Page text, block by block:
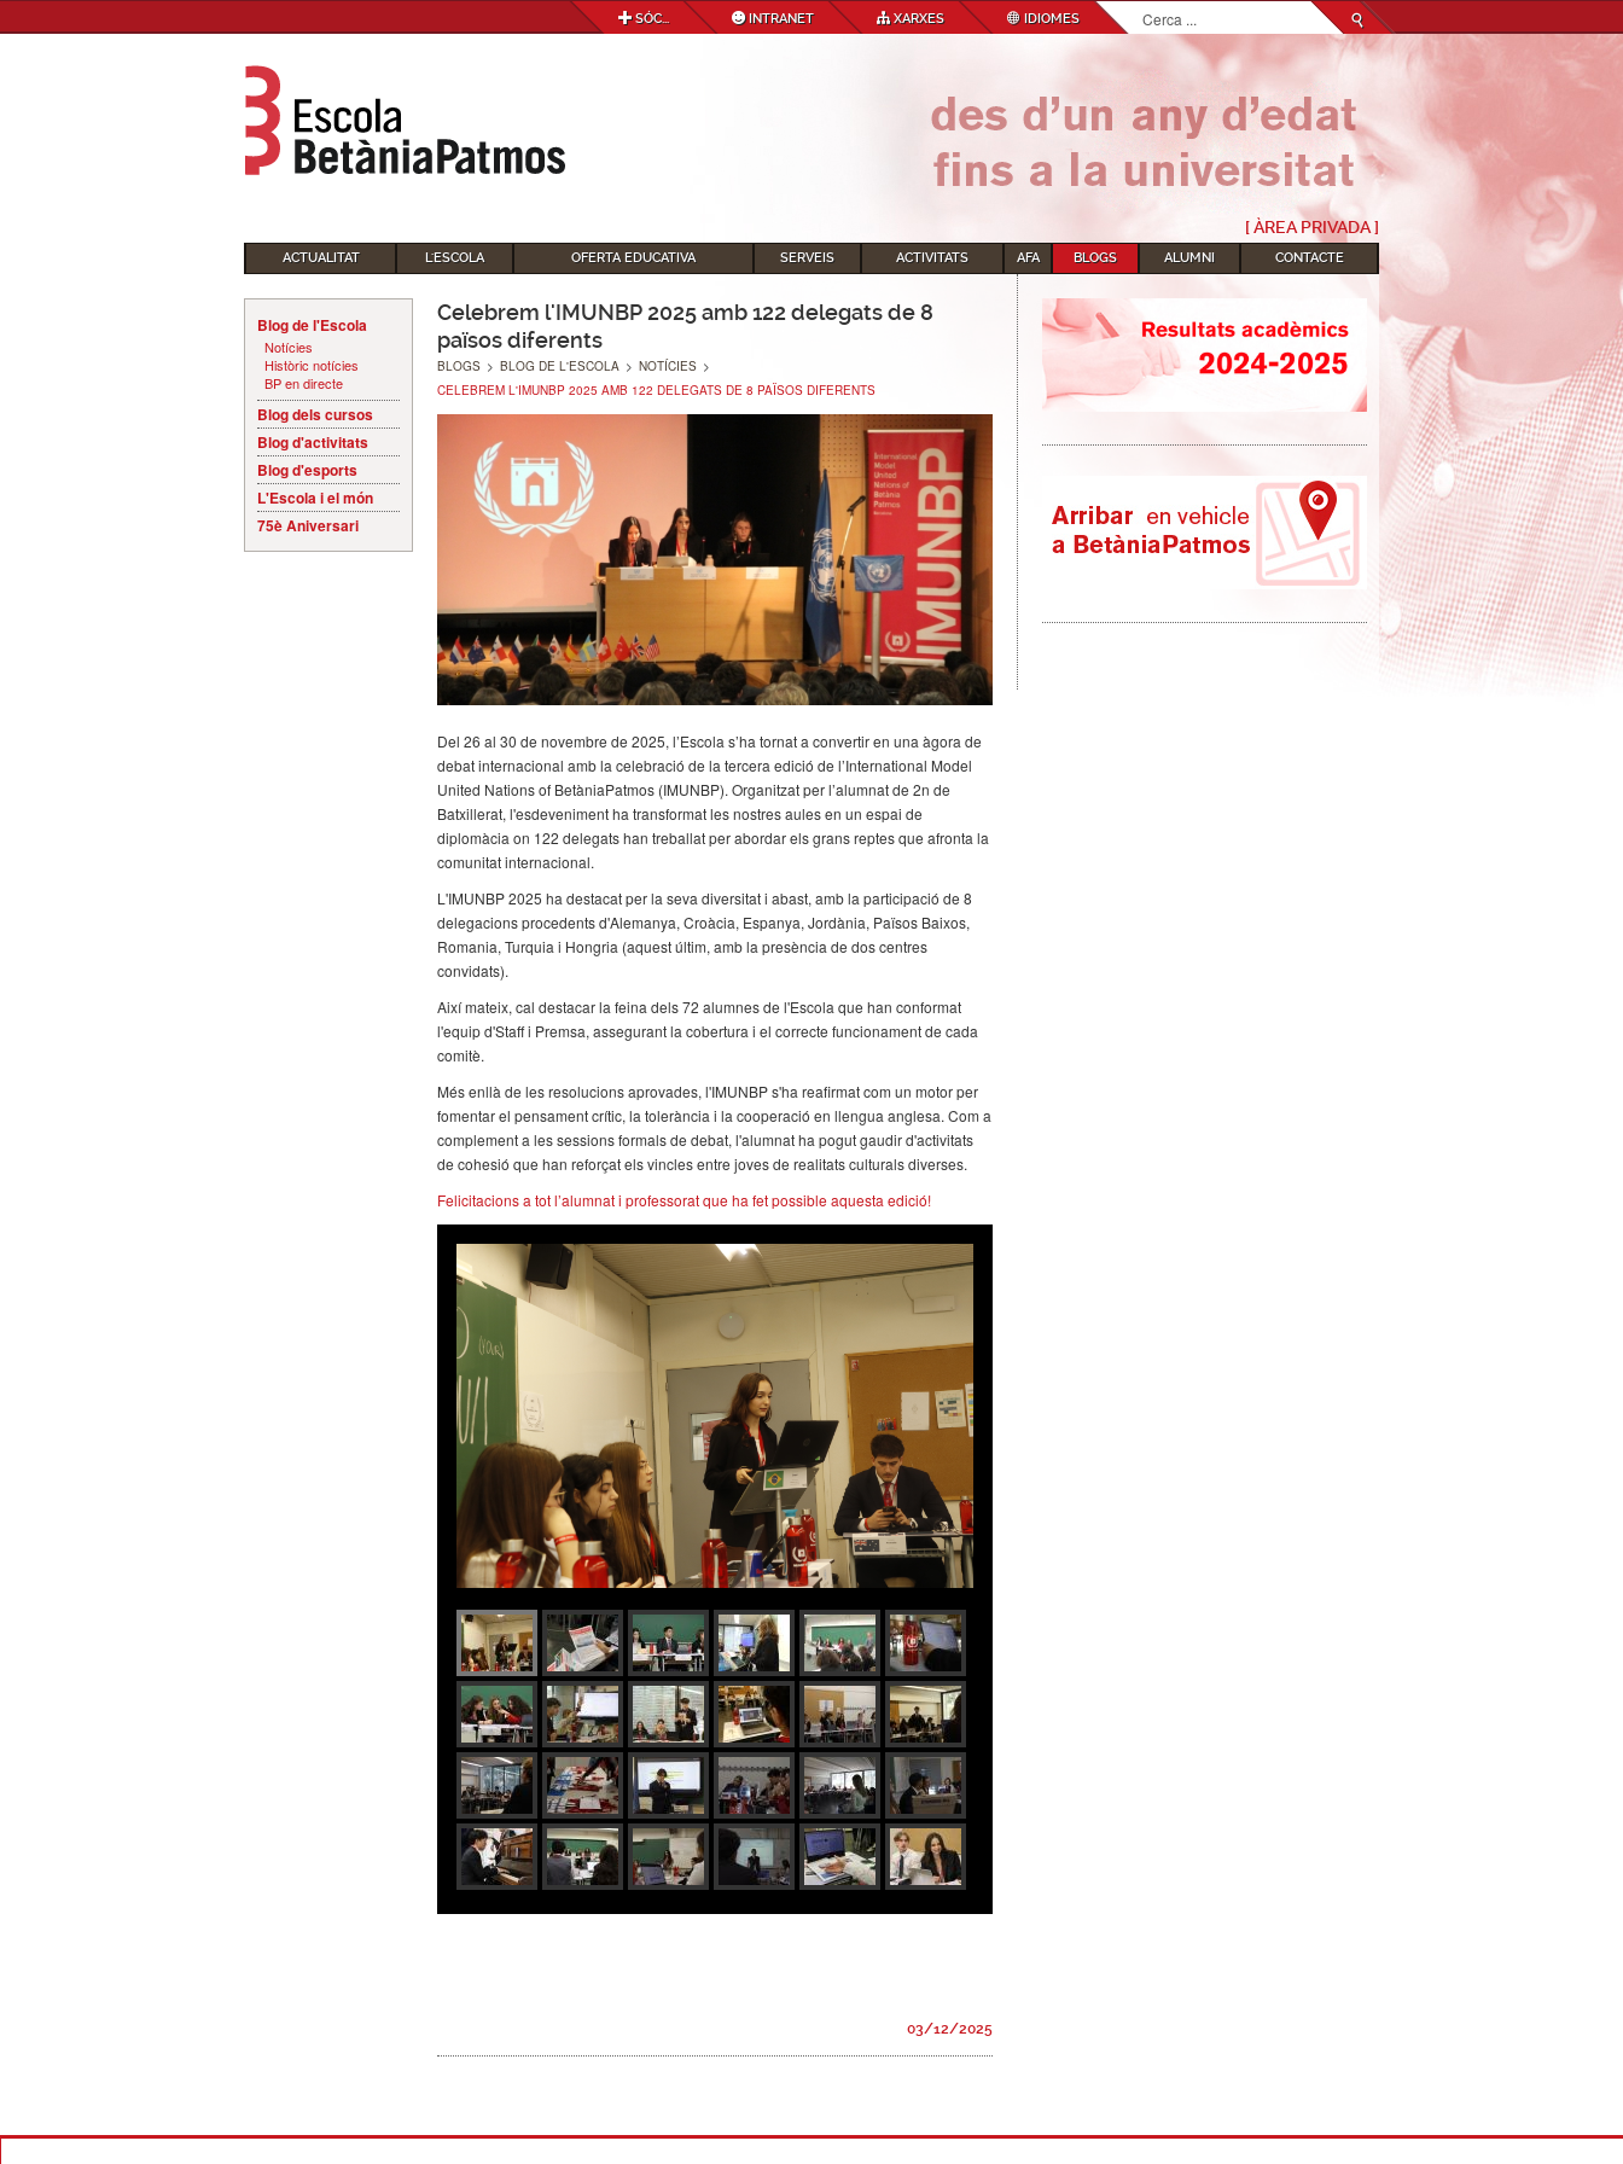
SÓC... INTRANET XARXES IDIOMES
Cerca
...
[ ÀREA PRIVADA ]
ACTUALITAT L'ESCOLA OFERTA EDUCATIVA SERVEIS ACTIVITATS AFA BLOGS ALUMNI CONTACTE
Blog de l'Escola
Notícies
Històric notícies
BP en directe
Blog dels cursos
Blog d'activitats
Blog d'esports
L'Escola i el món
75è Aniversari
Celebrem l'IMUNBP 2025 amb 122 delegats de 8
països diferents
BLOGS > BLOG DE L'ESCOLA > NOTÍCIES >
CELEBREM L'IMUNBP 2025 AMB 122 DELEGATS DE 8 PAÏSOS DIFERENTS
Del 26 al 30 de novembre de 2025, l’Escola s’ha tornat a convertir en una àgora de
debat internacional amb la celebració de la tercera edició de l’International Model
United Nations of BetàniaPatmos (IMUNBP). Organitzat per l’alumnat de 2n de
Batxillerat, l'esdeveniment ha transformat les nostres aules en un espai de
diplomàcia on 122 delegats han treballat per abordar els grans reptes que afronta la
comunitat internacional.
L'IMUNBP 2025 ha destacat per la seva diversitat i abast, amb la participació de 8
delegacions procedents d'Alemanya, Croàcia, Espanya, Jordània, Països Baixos,
Romania, Turquia i Hongria (aquest últim, amb la presència de dos centres
convidats).
Així mateix, cal destacar la feina dels 72 alumnes de l'Escola que han conformat
l'equip d'Staff i Premsa, assegurant la cobertura i el correcte funcionament de cada
comitè.
Més enllà de les resolucions aprovades, l'IMUNBP s'ha reafirmat com un motor per
fomentar el pensament crític, la tolerància i la cooperació en llengua anglesa. Com a
complement a les sessions formals de debat, l'alumnat ha pogut gaudir d'activitats
de cohesió que han reforçat els vincles entre joves de realitats culturals diverses.
Felicitacions a tot l’alumnat i professorat que ha fet possible aquesta edició!
03/12/2025